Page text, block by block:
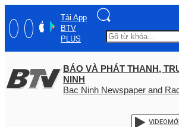
Tải App
BTV
PLUS
BÁO VÀ PHÁT THANH,
NINH
Bac Ninh Newspaper and
VIDEOMỚI